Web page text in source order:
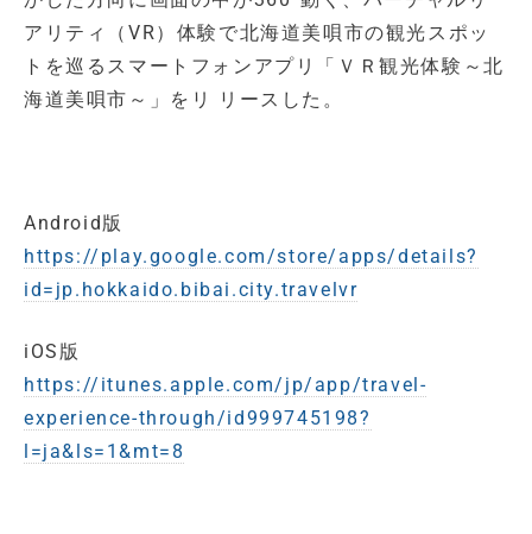
アリティ（VR）体験で北海道美唄市の観光スポッ
トを巡るスマートフォンアプリ「ＶＲ観光体験～北
海道美唄市～」をリ リースした。
Android版
https://play.google.com/store/apps/details?
id=jp.hokkaido.bibai.city.travelvr
iOS版
https://itunes.apple.com/jp/app/travel-
experience-through/id999745198?
l=ja&ls=1&mt=8